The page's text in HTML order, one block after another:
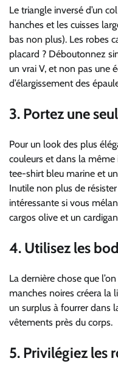
Le triangle inversé d’un
hanches et les cuisses
bas non plus). Les robes
placard ? Déboutonnez
un vrai V, et non pas une
d’élargissement des
3. Portez une
Pour un look des plus
couleurs et dans la même
tee-shirt bleu marine et
Inutile non plus de
intéressante si vous
cargos olive et un
4. Utilisez les
La dernière chose que
manches noires créera la
un surplus à fourrer dans
vêtements près du corps.
5. Privilégiez les